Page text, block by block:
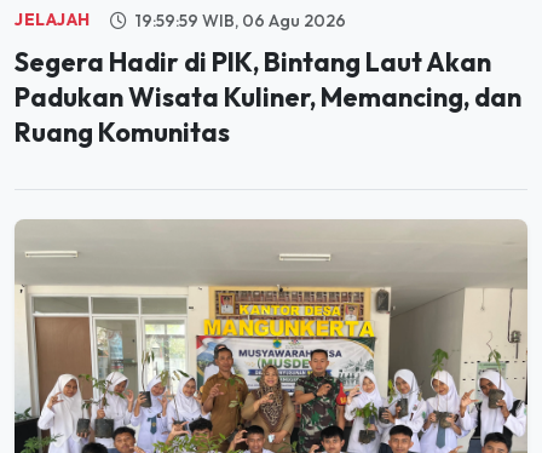
Segera Hadir di PIK, Bintang Laut Akan
Padukan Wisata Kuliner, Memancing, dan
Ruang Komunitas